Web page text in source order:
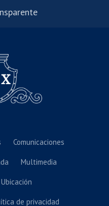
Comunicaciones
Multimedia
Ubicación
de privacidad